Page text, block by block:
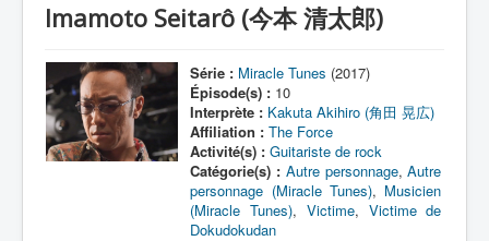
Toku-Actrices
Toku-Critiques
Séries
Films
Imamoto Seitarô (今本 清太郎)
Série : Miracle Tunes (2017)
Épisode(s) : 10
Interprète : Kakuta Akihiro (角田 晃広)
Affiliation : The Force
Activité(s) : Guitariste de rock
Catégorie(s) : Autre personnage,Autre
personnage (Miracle Tunes), Musicien
(Miracle Tunes), Victime, Victime de
Dokudokudan